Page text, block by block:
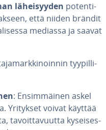
lä­hei­syy­den po­ten­ti­
että niiden brändit
mediassa ja saavat
tyy­pil­li­
: En­sim­mäi­nen askel
Yritykset voivat käyttää
ta­voit­ta­vuut­ta ky­sei­ses­